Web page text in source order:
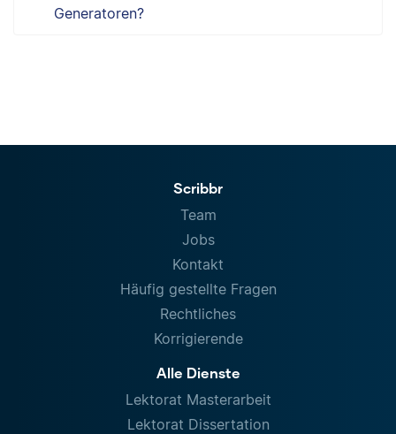
Generatoren?
Scribbr
Team
Jobs
Kontakt
Häufig gestellte Fragen
Rechtliches
Korrigierende
Alle Dienste
Lektorat Masterarbeit
Lektorat Dissertation